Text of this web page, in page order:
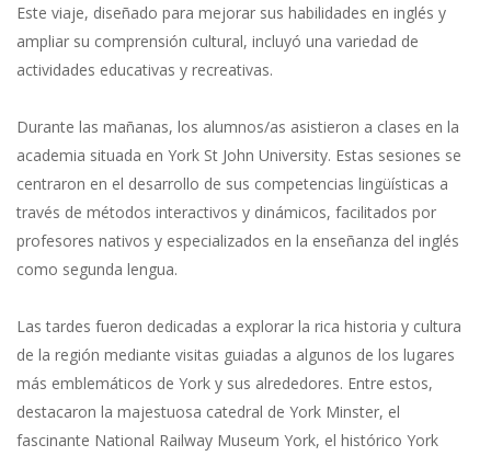
Este viaje, diseñado para mejorar sus habilidades en inglés y
ampliar su comprensión cultural, incluyó una variedad de
actividades educativas y recreativas.
Durante las mañanas, los alumnos/as asistieron a clases en la
academia situada en York St John University. Estas sesiones se
centraron en el desarrollo de sus competencias lingüísticas a
través de métodos interactivos y dinámicos, facilitados por
profesores nativos y especializados en la enseñanza del inglés
como segunda lengua.
Las tardes fueron dedicadas a explorar la rica historia y cultura
de la región mediante visitas guiadas a algunos de los lugares
más emblemáticos de York y sus alrededores. Entre estos,
destacaron la majestuosa catedral de York Minster, el
fascinante National Railway Museum York, el histórico York